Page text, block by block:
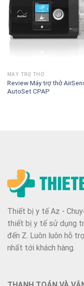
MÁY TRỢ THỞ
Review Máy trợ thở
AutoSet CPAP
Thiết bị y tế Az -
thiết bị y tế sử dụng
đến Z. Luôn luôn hỗ
nhất tới khách hàng.